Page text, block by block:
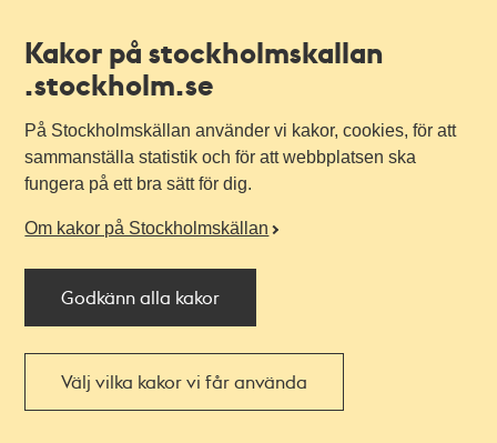
Kakor på stockholmskallan
.stockholm.se
På Stockholmskällan använder vi kakor, cookies, för att
sammanställa statistik och för att webbplatsen ska
fungera på ett bra sätt för dig.
Om kakor på Stockholmskällan
Godkänn alla kakor
Välj vilka kakor vi får använda